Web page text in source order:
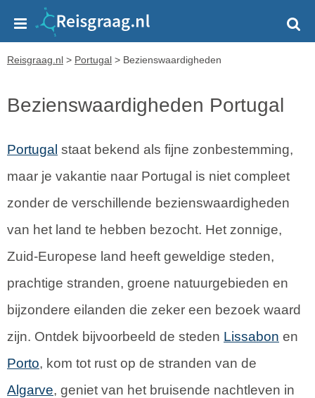
Reisgraag.nl > Portugal > Bezienswaardigheden
Bezienswaardigheden Portugal
Portugal staat bekend als fijne zonbestemming,
maar je vakantie naar Portugal is niet compleet
zonder de verschillende bezienswaardigheden
van het land te hebben bezocht. Het zonnige,
Zuid-Europese land heeft geweldige steden,
prachtige stranden, groene natuurgebieden en
bijzondere eilanden die zeker een bezoek waard
zijn. Ontdek bijvoorbeeld de steden Lissabon en
Porto, kom tot rust op de stranden van de
Algarve, geniet van het bruisende nachtleven in